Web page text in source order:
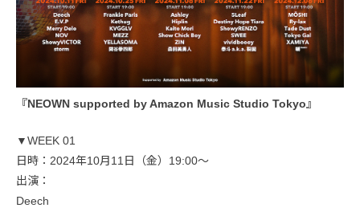
『NEOWN supported by Amazon Music Studio Tokyo』
▼WEEK 01
日時：2024年10月11日（金）19:00〜
出演：
Deech